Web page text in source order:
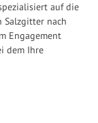
auf die
Salzgitter nach
Engagement
dem Ihre